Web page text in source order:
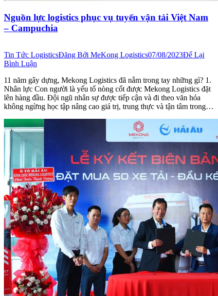
Nguồn lực logistics phục vụ tuyến vận tải Việt Nam
– Campuchia
Tin Tức LogisticsĐăng Bởi MeKong Logistics07/08/2023Để Lại
Bình Luận
11 năm gây dựng, Mekong Logistics đã nắm trong tay những gì? 1.
Nhân lực Con người là yếu tố nòng cốt được Mekong Logistics đặt
lên hàng đầu. Đội ngũ nhân sự được tiếp cận và đi theo văn hóa
không ngừng học tập nâng cao giá trị, trung thực và tận tâm trong…